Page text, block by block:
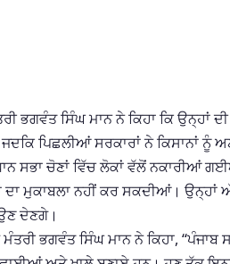
ਭਗਵੰਤ ਸਿੰਘ ਮਾਨ ਨੇ ਕਿਹਾ ਕਿ ਉਨ੍ਹਾਂ
ਪਿਛਲੀਆਂ ਸਰਕਾਰਾਂ ਨੇ ਕਿਸਾਨਾਂ ਨੂੰ
ਸਭਾ ਚੋਣਾਂ ਵਿੱਚ ਲੋਕਾਂ ਵੱਲੋਂ
ਮੁਕਾਬਲਾ ਨਹੀਂ ਕਰ ਸਕਦੀਆਂ। ਉਨ੍ਹਾਂ
ਦੇਣਗੇ।
ਭਗਵੰਤ ਸਿੰਘ ਮਾਨ ਨੇ ਕਿਹਾ, “ਪੰਜਾਬ